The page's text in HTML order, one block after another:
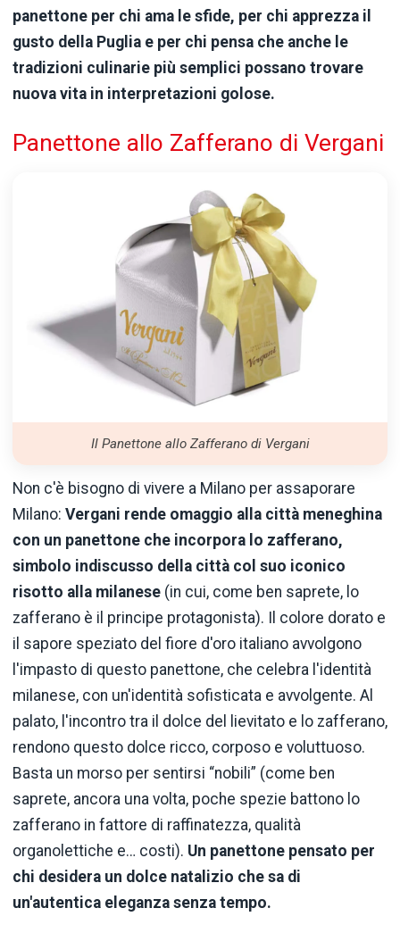
panettone per chi ama le sfide, per chi apprezza il
gusto della Puglia e per chi pensa che anche le
tradizioni culinarie più semplici possano trovare
nuova vita in interpretazioni golose.
Panettone allo Zafferano di Vergani
Il Panettone allo Zafferano di Vergani
Non c'è bisogno di vivere a Milano per assaporare
Milano: Vergani rende omaggio alla città meneghina
con un panettone che incorpora lo zafferano,
simbolo indiscusso della città col suo iconico
risotto alla milanese (in cui, come ben saprete, lo
zafferano è il principe protagonista). Il colore dorato e
il sapore speziato del fiore d'oro italiano avvolgono
l'impasto di questo panettone, che celebra l'identità
milanese, con un'identità sofisticata e avvolgente. Al
palato, l'incontro tra il dolce del lievitato e lo zafferano,
rendono questo dolce ricco, corposo e voluttuoso.
Basta un morso per sentirsi “nobili” (come ben
saprete, ancora una volta, poche spezie battono lo
zafferano in fattore di raffinatezza, qualità
organolettiche e… costi). Un panettone pensato per
chi desidera un dolce natalizio che sa di
un'autentica eleganza senza tempo.